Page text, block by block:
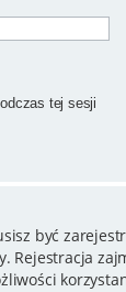
tej sesji
być
Rejestracja